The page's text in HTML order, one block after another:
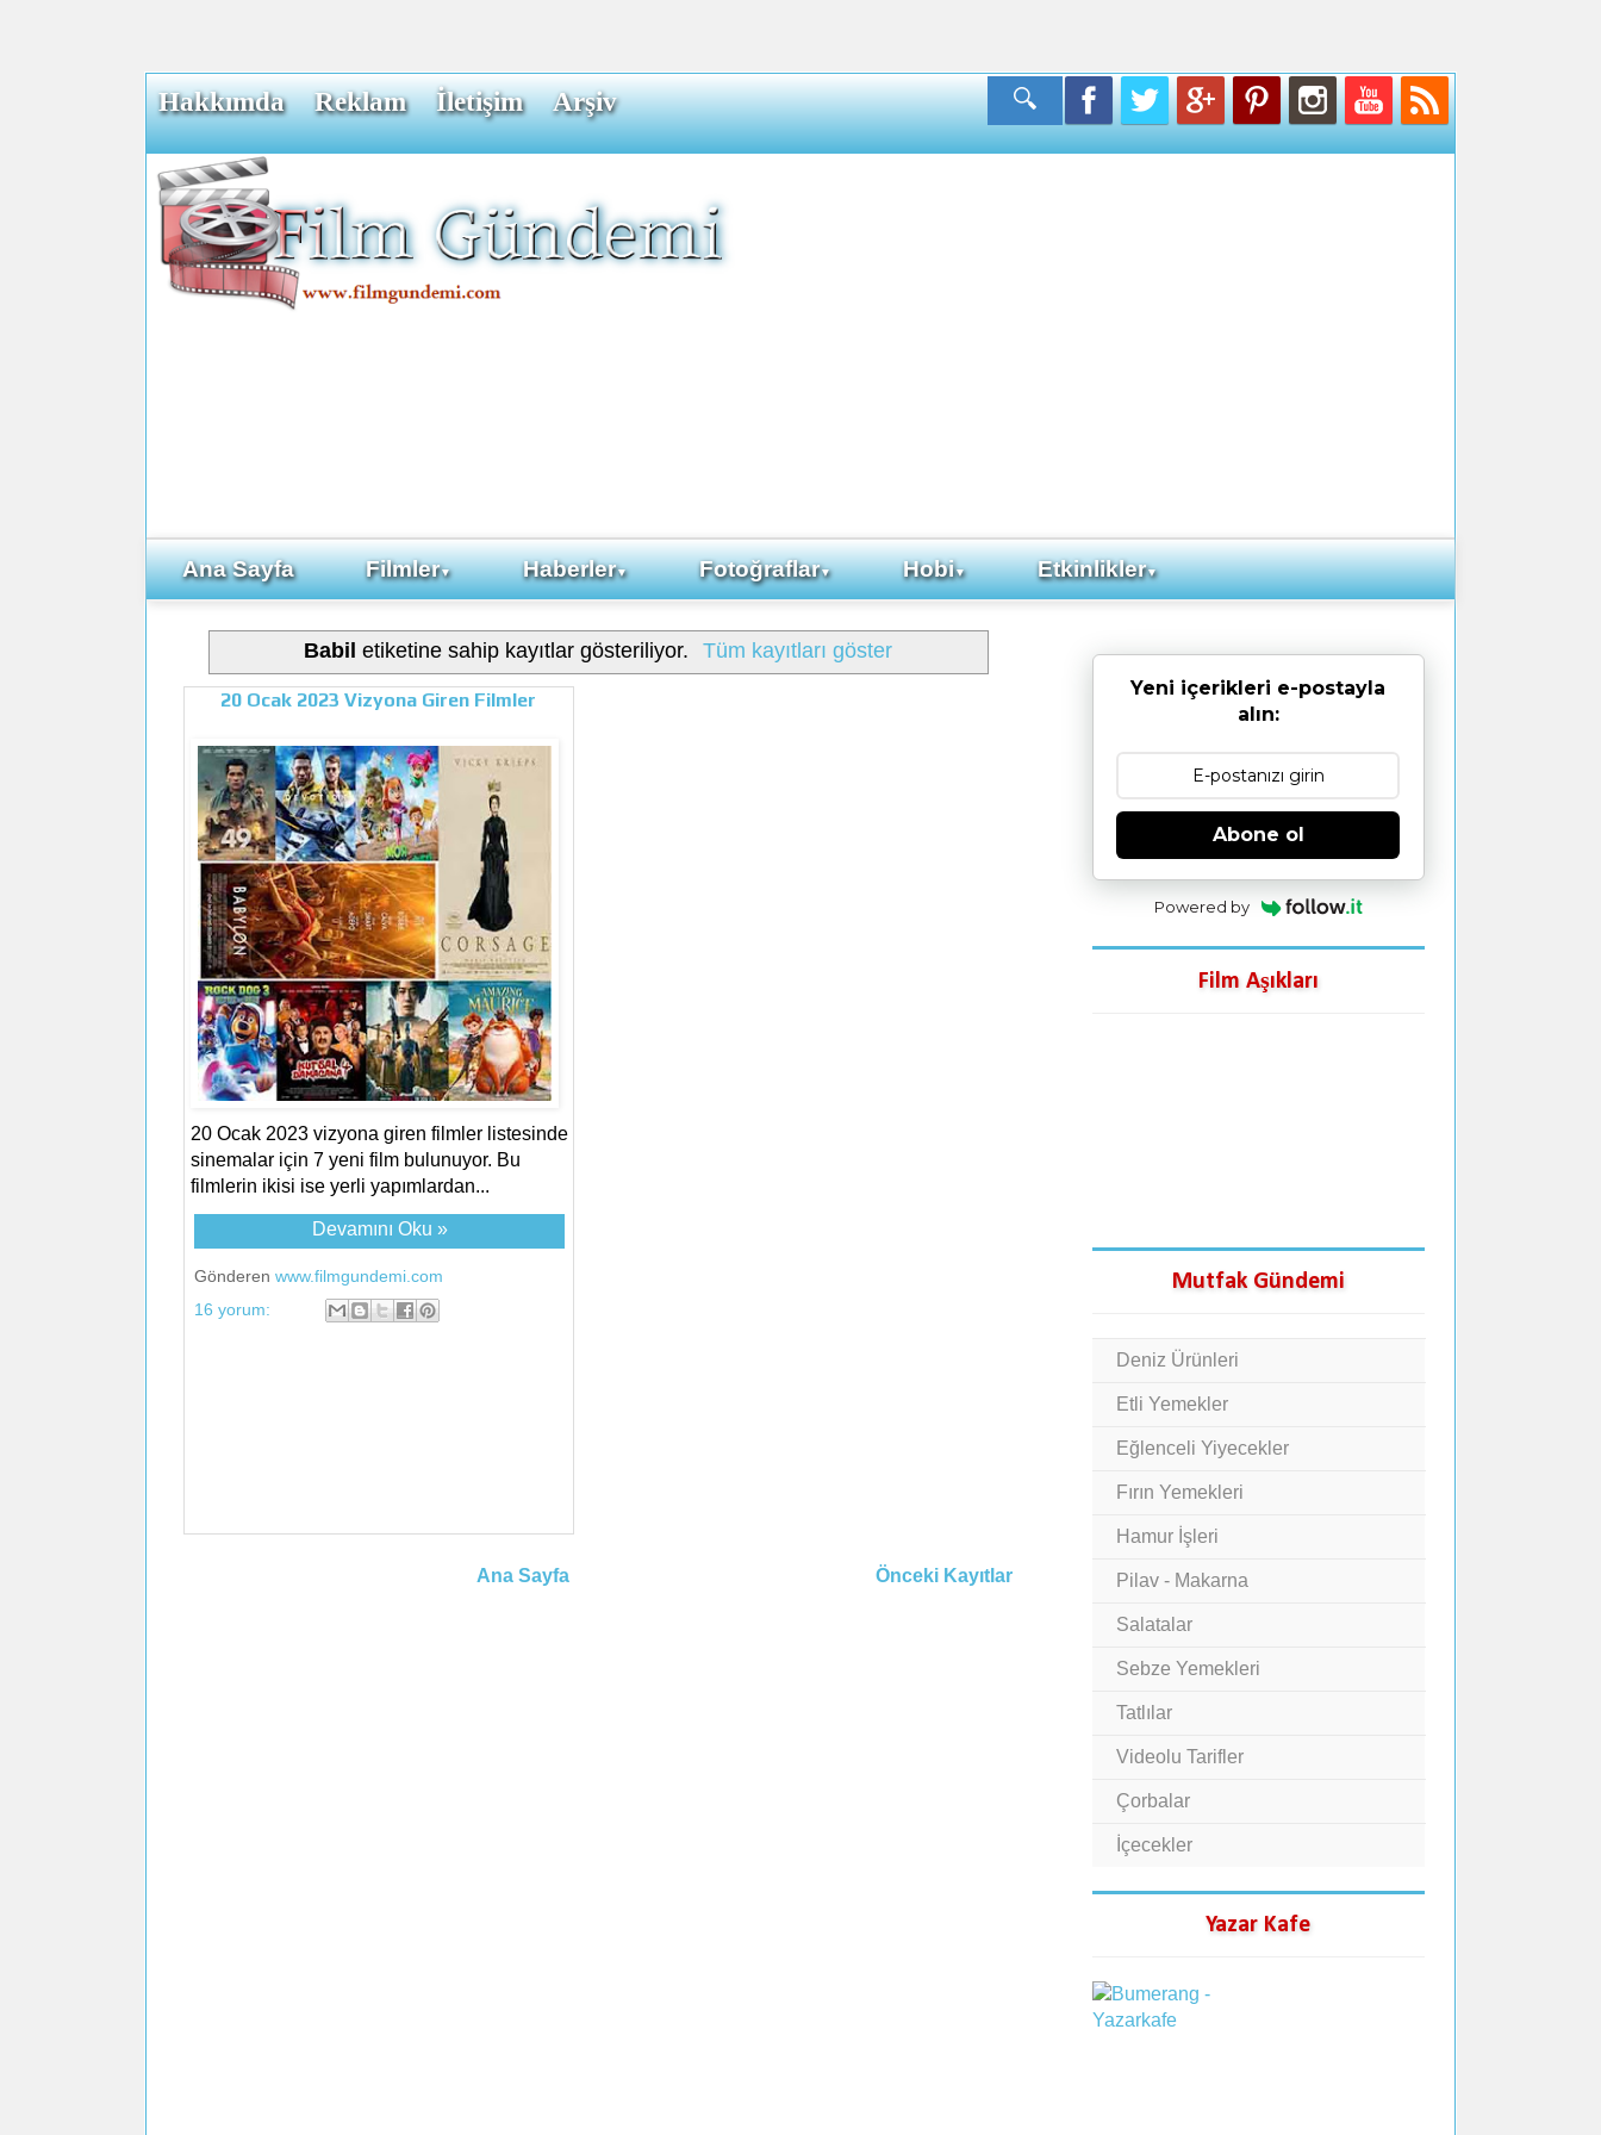
Hakkımda Reklam İletişim Arşiv
Ana Sayfa Filmler▼ Haberler▼ Fotoğraflar▼ Hobi▼ Etkinlikler▼
Babil etiketine sahip kayıtlar gösteriliyor. Tüm kayıtları göster
20 Ocak 2023 Vizyona Giren Filmler
20 Ocak 2023 vizyona giren filmler listesinde
sinemalar için 7 yeni film bulunuyor. Bu
filmlerin ikisi ise yerli yapımlardan...
Devamını Oku »
Gönderen www.filmgundemi.com
16 yorum:
Önceki Kayıtlar
Ana Sayfa
Yeni içerikleri e-postayla
alın:
Abone ol
Powered by
Film Aşıkları
Mutfak Gündemi
Deniz Ürünleri
Etli Yemekler
Eğlenceli Yiyecekler
Fırın Yemekleri
Hamur İşleri
Pilav - Makarna
Salatalar
Sebze Yemekleri
Tatlılar
Videolu Tarifler
Çorbalar
İçecekler
Yazar Kafe